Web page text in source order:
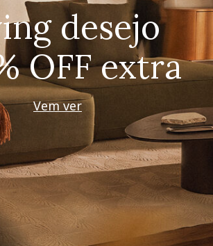
rituais
Grandes mudanças
Decorar